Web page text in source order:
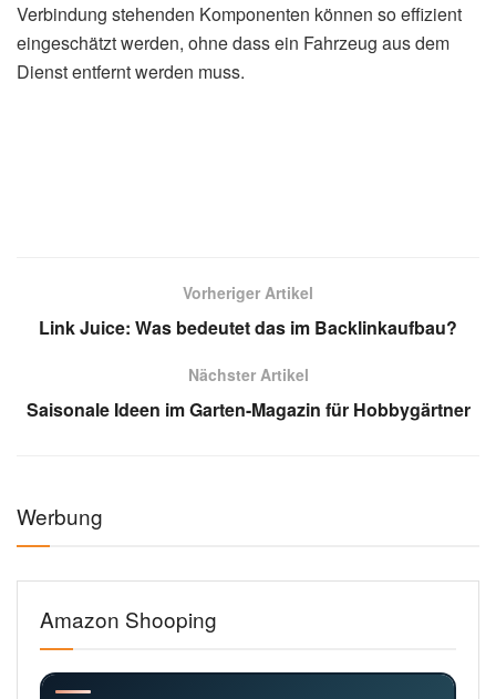
Verbindung stehenden Komponenten können so effizient
eingeschätzt werden, ohne dass ein Fahrzeug aus dem
Dienst entfernt werden muss.
Vorheriger Artikel
Link Juice: Was bedeutet das im Backlinkaufbau?
Nächster Artikel
Saisonale Ideen im Garten-Magazin für Hobbygärtner
Werbung
Amazon Shooping